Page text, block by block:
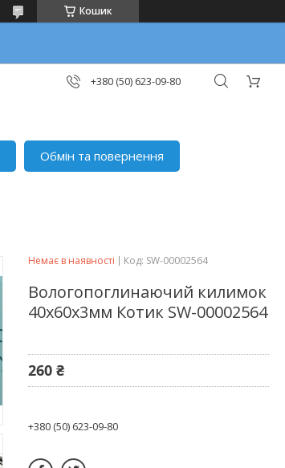
Кошик
+380 (50) 623-09-80
Обмін та повернення
Немає в наявності Код: SW-00002564
Вологопоглинаючий килимок
40х60х3мм Котик SW-00002564
260 ₴
+380 (50) 623-09-80